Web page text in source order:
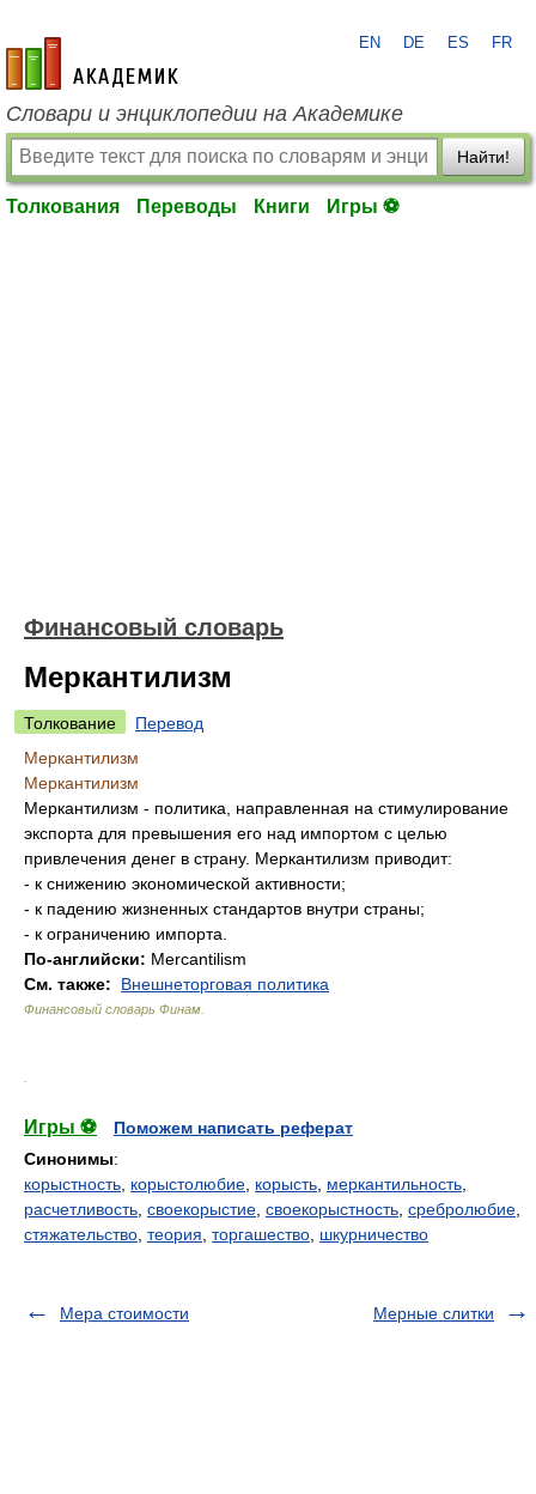
academic.ru
EN DE ES FR
Словари и энциклопедии на Академике
Найти!
Толкования Переводы Книги Игры ⚽
Финансовый словарь
Меркантилизм
Толкование
Перевод
Меркантилизм
Меркантилизм
Меркантилизм - политика, направленная на стимулирование
экспорта для превышения его над импортом с целью
привлечения денег в страну. Меркантилизм приводит:
- к снижению экономической активности;
- к падению жизненных стандартов внутри страны;
- к ограничению импорта.
По-английски: Mercantilism
См. также:
Внешнеторговая политика
Финансовый словарь Финам
Игры ⚽
Поможем написать реферат
Синонимы:
корыстность корыстолюбие корысть меркантильность
расчетливость своекорыстие своекорыстность сребролюбие
стяжательство теория торгашество шкурничество
Мера стоимости Мерные слитки